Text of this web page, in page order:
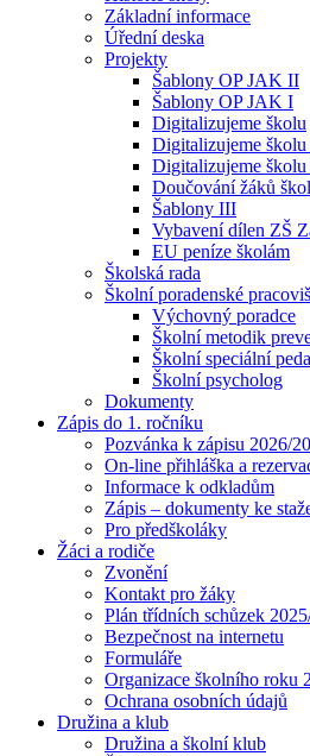
Základní informace
Úřední deska
Projekty
Šablony OP JAK II
Šablony OP JAK I
Digitalizujeme školu
Digitalizujeme školu
Digitalizujeme školu
Doučování žáků škol
Šablony III
Vybavení dílen ZŠ
EU peníze školám
Školská rada
Školní poradenské
Výchovný poradce
Školní metodik
Školní speciální
Školní psycholog
Dokumenty
Zápis do 1. ročníku
Pozvánka k zápisu 2026/
On-line přihláška a
Informace k odkladům
Zápis – dokumenty ke
Pro předškoláky
Žáci a rodiče
Zvonění
Kontakt pro žáky
Plán třídních schůzek
Bezpečnost na internetu
Formuláře
Organizace školního roku
Ochrana osobních údajů
Družina a klub
Družina a školní klub